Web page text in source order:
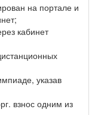
на портале и
кабинет
указав
взнос одним из